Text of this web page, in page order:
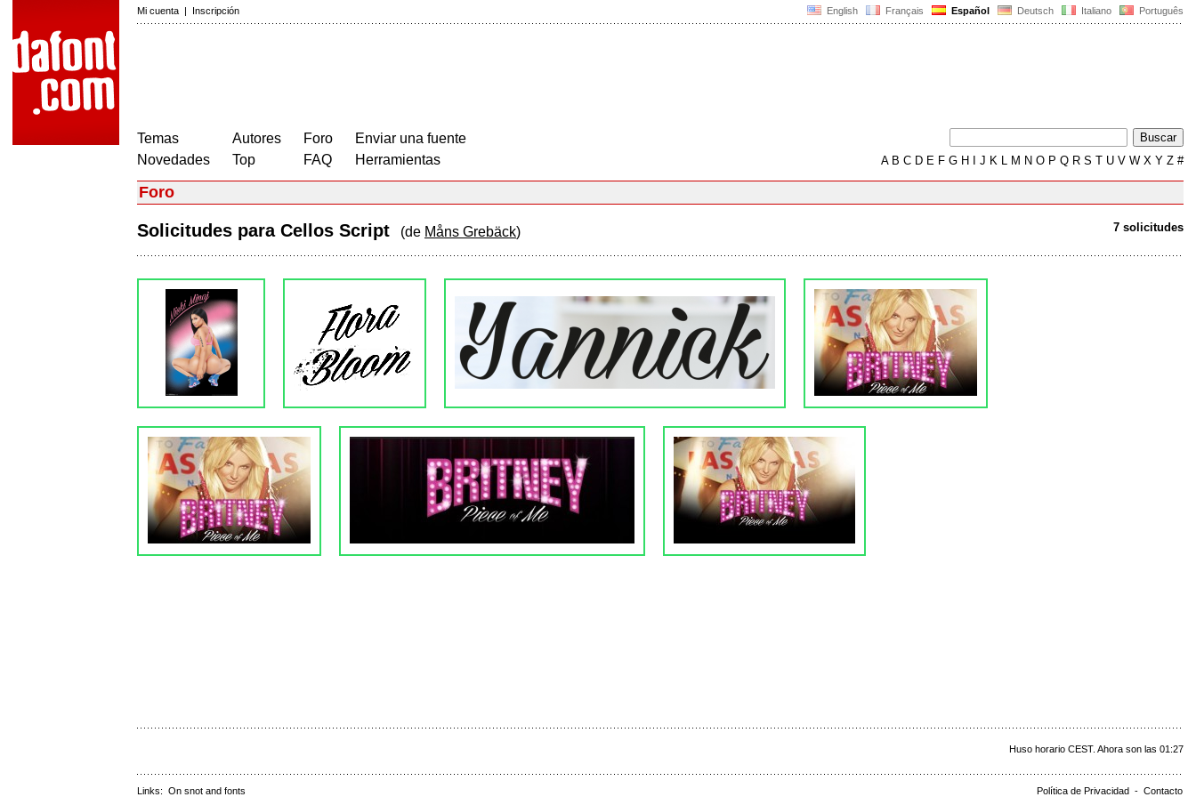
English Français Español Deutsch Italiano Português
Mi cuenta | Inscripción
Temas
Novedades
Autores
Top
Foro
FAQ
Enviar una fuente
Herramientas
AB C D E F G H J K L M N O P Q R S T U V W X Y Z #
Foro
7 solicitudes
Solicitudes para Cellos Script (de Måns Grebäck)
Huso horario CEST. Ahora son las 01:27
Política de Privacidad - Contacto
Links: On snot and fonts